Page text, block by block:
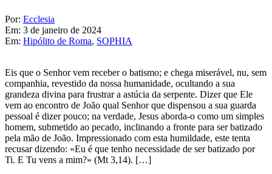
Por: Ecclesia
Em: 3 de janeiro de 2024
Em: Hipólito de Roma, SOPHIA
Eis que o Senhor vem receber o batismo; e chega miserável, nu, sem
companhia, revestido da nossa humanidade, ocultando a sua
grandeza divina para frustrar a astúcia da serpente. Dizer que Ele
vem ao encontro de João qual Senhor que dispensou a sua guarda
pessoal é dizer pouco; na verdade, Jesus aborda-o como um simples
homem, submetido ao pecado, inclinando a fronte para ser batizado
pela mão de João. Impressionado com esta humildade, este tenta
recusar dizendo: «Eu é que tenho necessidade de ser batizado por
Ti. E Tu vens a mim?» (Mt 3,14). […]